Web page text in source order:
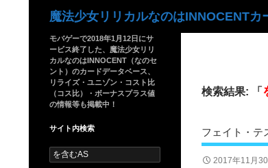
魔法少女リリカルなのはINNOCENTカ
検索結果: 「
フェイト・テ
2017年11月30
モバゲーで2018年1月12日にサ
ービス終了した、魔法少女リリ
カルなのはINNOCENT（なのセ
ント）のカードデータベース、
リライズ・ユニゾン・コスト比
（コス比）・ボーナスプラス値
の情報等も掲載中！
サイト内検索
検
索: